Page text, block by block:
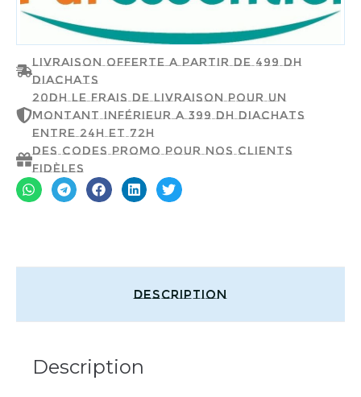
Livraison offerte a partir de 499 dh
d'achats
20dh le frais de livraison pour un
montant inférieur a 399 dh d'achats
entre 24h et 72h
Des codes promo pour nos clients
fidèles
Description
Description